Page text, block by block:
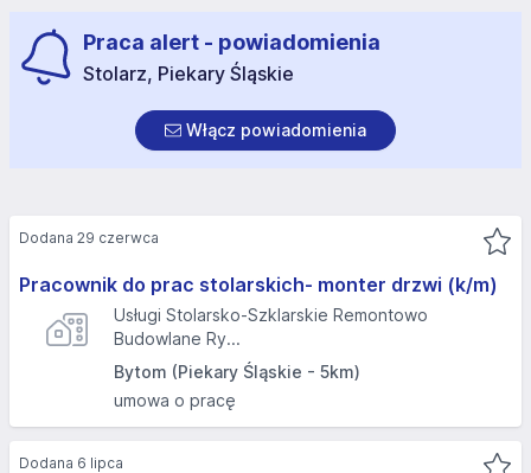
Praca alert - powiadomienia
Stolarz, Piekary Śląskie
Włącz powiadomienia
Pracownik do prac stolarskich- monter drzwi (k/m)
Usługi Stolarsko-Szklarskie Remontowo
Budowlane Ry...
Bytom (Piekary Śląskie - 5km)
umowa o pracę
Dodana 29 czerwca
Dodana 6 lipca